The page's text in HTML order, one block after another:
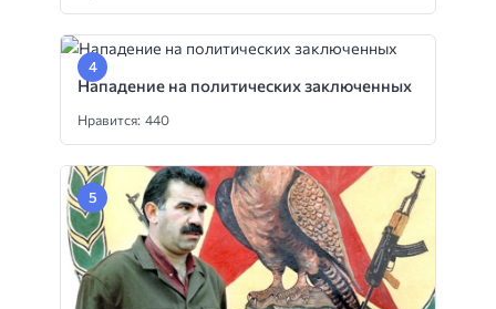
Нападение на политических заключенных
Нравится: 440